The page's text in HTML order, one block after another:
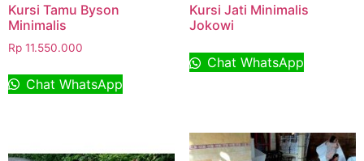
Kursi Tamu Byson
Minimalis
Rp 11.550.000
Chat WhatsApp
Kursi Jati Minimalis
Jokowi
Chat WhatsApp